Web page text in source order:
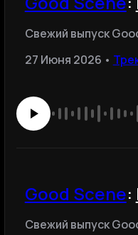
Свежий выпуск
27 Июня 2026 •
Good Scene:
Свежий выпуск